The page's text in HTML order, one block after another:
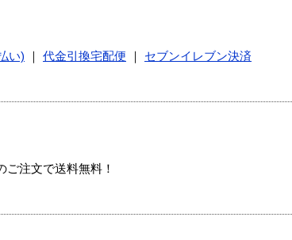
い) 代金引換宅配便
セブンイレブン決済
注文で送料無料！